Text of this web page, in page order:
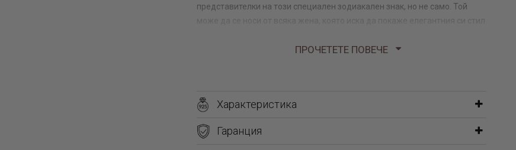
представителки на този специален зодиакален знак, но не само. Той
сребърно бижу, което винаги ще допълва женствената ви визия по най-
Какво символизира
Символът на Телец представлява устойчивос, сила и стабилнос.Те са
ПРОЧЕТЕТЕ ПОВЕЧЕ
Характеристика
Гаранция